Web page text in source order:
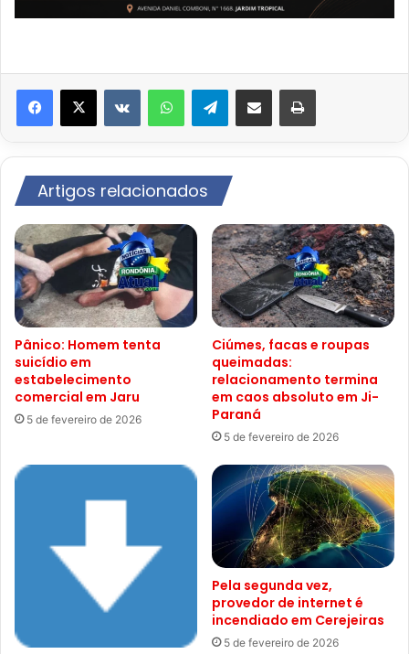
VK WhatsAppTelegramCompartilhar via e-mail Imprimir
Artigos relacionados
Pânico: Homem tenta
suicídio em
estabelecimento
comercial em Jaru
5 de fevereiro de 2026
Ciúmes, facas e roupas
queimadas:
relacionamento termina
em caos absoluto em Ji-
Paraná
5 de fevereiro de 2026
Pela segunda vez,
provedor de internet é
incendiado em Cerejeiras
5 de fevereiro de 2026